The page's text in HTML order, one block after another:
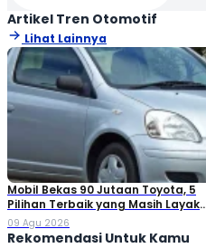
Artikel Tren Otomotif
Lihat Lainnya
Mobil Bekas 90 Jutaan Toyota, 5
Pilihan Terbaik yang Masih Layak
Dibeli
09 Agu 2026
Rekomendasi Untuk Kamu